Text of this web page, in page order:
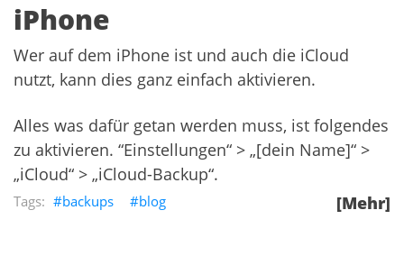
iPhone
Wer auf dem iPhone ist und auch die iCloud
nutzt, kann dies ganz einfach aktivieren.
Alles was dafür getan werden muss, ist folgendes
zu aktivieren. “Einstellungen“ > „[dein Name]“ >
„iCloud“ > „iCloud-Backup“.
[Mehr]
backups blog